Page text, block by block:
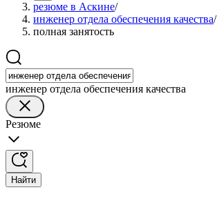
резюме в Аскине/
инженер отдела обеспечения качества/
полная занятость
инженер отдела обеспечения качества
Резюме
Найти